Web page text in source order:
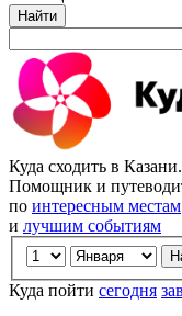
Найти
Куда сходить в
Помощник и
по интересным местам
и лучшим событиям
Куда пойти сегодня